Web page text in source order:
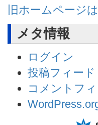
旧ホームページ
メタ情報
ログイン
投稿フィード
コメントフ